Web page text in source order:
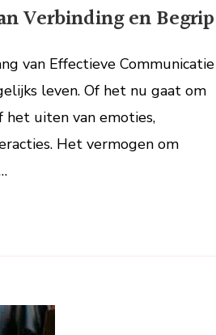
Verbinding en Begrip
van Effectieve Communicatie
leven. Of het nu gaat om
het uiten van emoties,
Het vermogen om